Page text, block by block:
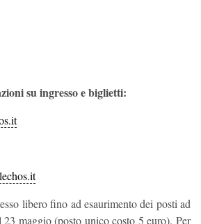
su ingresso e biglietti:
libero fino ad esaurimento dei posti ad
maggio (posto unico costo 5 euro). Per